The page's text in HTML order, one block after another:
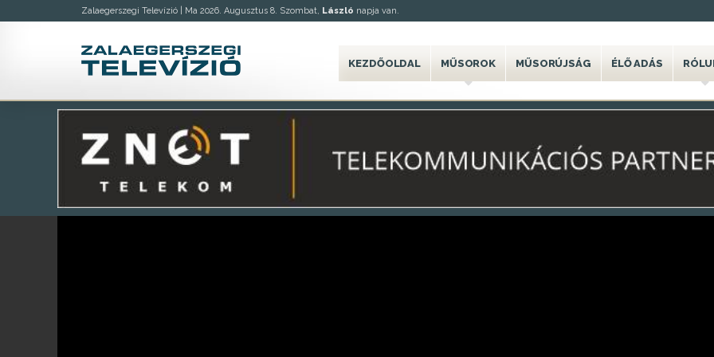
Zalaegerszegi Televízió | Ma 2026. Augusztus 8. Szombat, László napja van.
KEZDŐOLDAL MŰSOROK MŰSORÚJSÁG ÉLŐ ADÁS